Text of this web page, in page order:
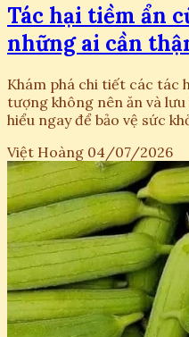
Tác hại tiềm ẩn
những ai cần
Khám phá chi tiết các tác
tượng không nên ăn và
hiểu ngay để bảo vệ sức
Việt Hoàng 04/07/2026